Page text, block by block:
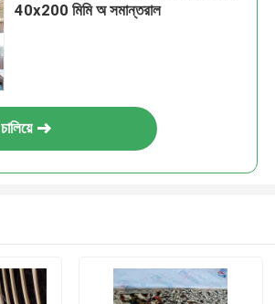
40x200 মিমি অ সমান্তরাল
চালিয়ে